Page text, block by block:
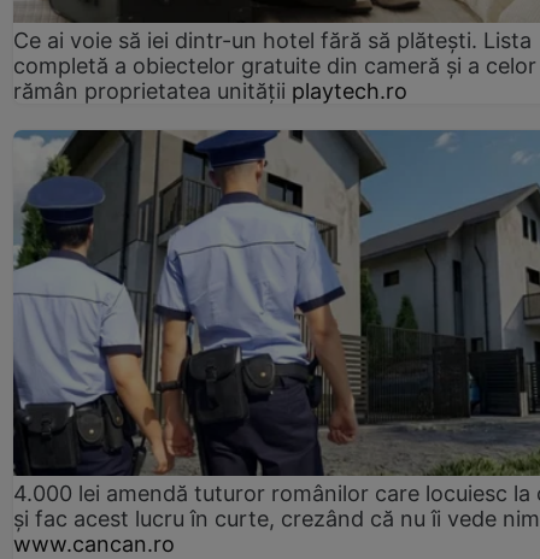
Ce ai voie să iei dintr-un hotel fără să plătești. Lista
completă a obiectelor gratuite din cameră și a
rămân proprietatea unității playtech.ro
4.000 lei amendă tuturor românilor care locuiesc la
și fac acest lucru în curte, crezând că nu îi vede
www.cancan.ro